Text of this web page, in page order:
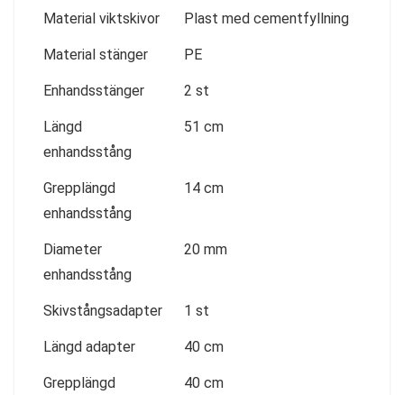
Material viktskivor Plast med cementfyllning
Material stänger PE
Enhandsstänger 2 st
Längd
enhandsstång
51 cm
Grepplängd
enhandsstång
14 cm
Diameter
enhandsstång
20 mm
Skivstångsadapter 1 st
Längd adapter 40 cm
Grepplängd
40 cm